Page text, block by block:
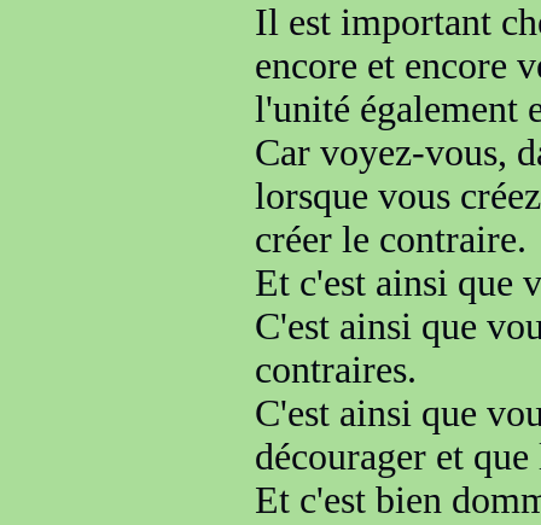
Il est important
encore et encore
l'unité également
Car voyez-vous,
lorsque vous
créer le contraire.
Et c'est ainsi que
C'est ainsi que
contraires.
C'est ainsi que
décourager et
Et c'est bien